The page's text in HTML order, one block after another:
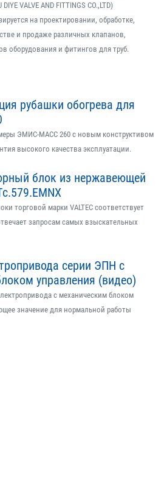
DIYE VALVE AND FITTINGS CO.,LTD)
на проектировании, обработке,
и продаже различных клапанов,
оборудования и фитингов для труб.
рубашки обогрева для
ЭМИС-МАСС 260 с новым конструктивом
высокого качества эксплуатации.
блок из нержавеющей
торговой марки VALTEC соответствует
запросам самых взыскательных
серии ЭПН с
управления (видео)
с механическим блоком
значение для нормальной работы